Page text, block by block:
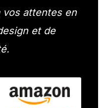
vos attentes en
et de